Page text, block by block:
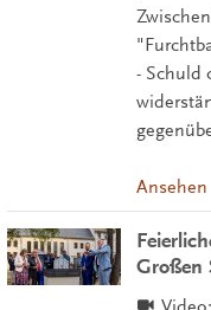
- Schuld
Ansehen
Großen